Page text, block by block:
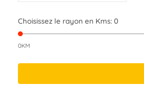
Choisissez le rayon en Kms: 0
0KM